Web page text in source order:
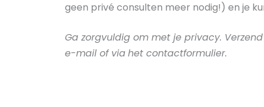
geen privé consulten meer nodig!) en je
Ga zorgvuldig om met je privacy.
e-mail of viahet contactformulier.